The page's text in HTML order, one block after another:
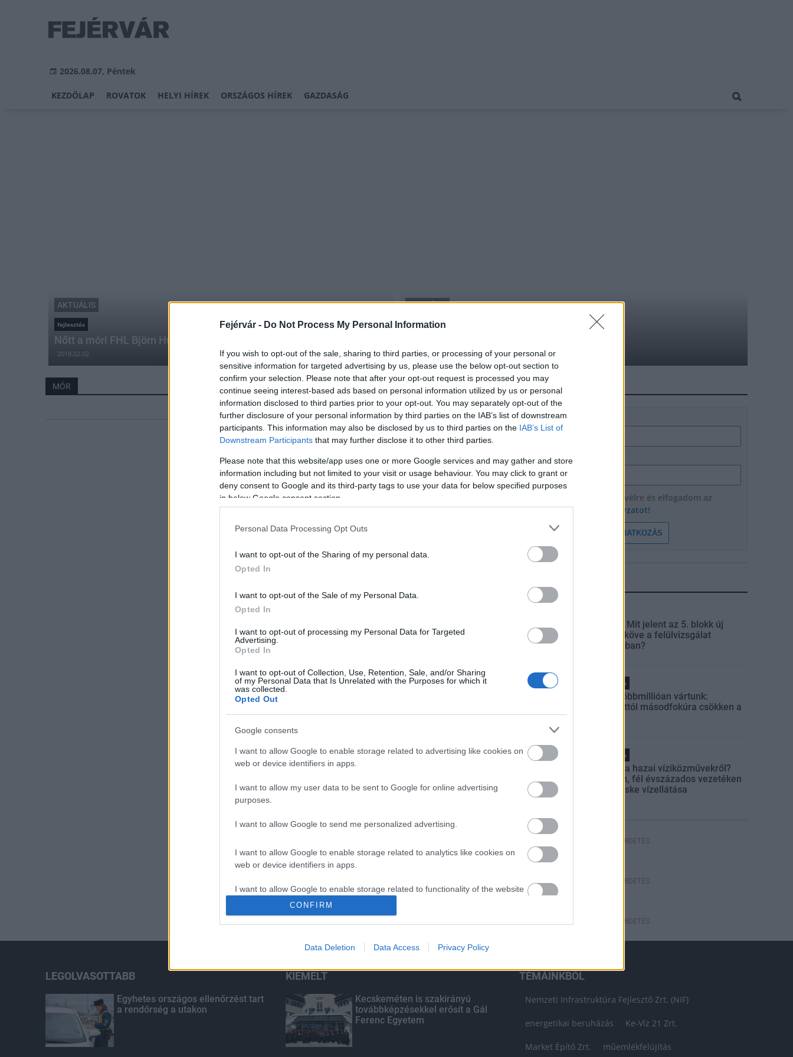
Fejérvár - Do Not Process My Personal Information
If you wish to opt-out of the sale, sharing to third parties, or processing of your personal or
sensitive information for targeted advertising by us, please use the below opt-out section to
confirm your selection. Please note that after your opt-out request is processed you may
continue seeing interest-based ads based on personal information utilized by us or personal
information disclosed to third parties prior to your opt-out. You may separately opt-out of the
further disclosure of your personal information by third parties on the IAB’s list of downstream
participants. This information may also be disclosed by us to third parties on the IAB’s List of
Downstream Participants that may further disclose it to other third parties.
Please note that this website/app uses one or more Google services and may gather and store
information including but not limited to your visit or usage behaviour. You may click to grant or
deny consent to Google and its third-party tags to use your data for below specified purposes
in below Google consent section.
Personal Data Processing Opt Outs
I want to opt-out of the Sharing of my personal data.
Opted In
I want to opt-out of the Sale of my Personal Data.
Opted In
I want to opt-out of processing my Personal Data for Targeted
Advertising.
Opted In
I want to opt-out of Collection, Use, Retention, Sale, and/or Sharing
of my Personal Data that Is Unrelated with the Purposes for which it
was collected.
Opted Out
Google consents
I want to allow Google to enable storage related to advertising like cookies on
web or device identifiers in apps.
I want to allow my user data to be sent to Google for online advertising
purposes.
I want to allow Google to send me personalized advertising.
I want to allow Google to enable storage related to analytics like cookies on
web or device identifiers in apps.
I want to allow Google to enable storage related to functionality of the website
I want to allow Google to enable storage related to personalization.
I want to allow Google to enable storage related to security, including
CONFIRM
Data Deletion Data Access Privacy Policy
2026.08.07, Péntek
KEZDŐLAP ROVATOK HELYI HÍREK ORSZÁGOS HÍREK GAZDASÁG
AKTUÁLIS
fejlesztés
Nőtt a móri FHL Björn Hungary árbevétele
2018.02.02
AKTUÁLIS
pályázat
2017.12.03
MÓR HÍRLEVÉL
Név
E-mail cím
Feliratkozom a hírlevélre és elfogadom az
adatvédelmi szabályzatot!
FELIRATKOZÁS
Paks II.: Mit jelent az 5. blokk új
mérföldköve a felülvizsgálat
árnyékában?
Helyi hírek
Amire többmillióan vártunk:
szombattól másodfokúra csökken a
Helyi hírek
Látlelet a hazai víziközművekről?
Egyetlen, fél évszázados vezetéken
múlt Bicske vízellátása
HIRDETÉS
HIRDETÉS
HIRDETÉS
LEGOLVASOTTABB
Egyhetes országos ellenőrzést tart
a rendőrség a utakon
KIEMELT
Kecskeméten is szakirányú
továbbképzésekkel erősít a Gál
Ferenc Egyetem
TÉMÁINKBÓL
Nemzeti Infrastruktúra Fejlesztő Zrt. (NIF)
energetikai beruházás Ke-Víz 21 Zrt.
Market Építő Zrt. műemlékfelújítás